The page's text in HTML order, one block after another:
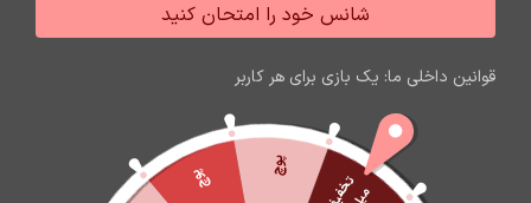
پوچ
پوچ
شانس خود را امتحان کنید
قوانین داخلی ما: یک بازی برای هر کاربر